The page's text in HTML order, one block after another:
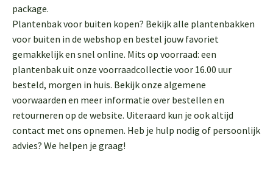
package.
Plantenbak voor buiten kopen? Bekijk alle plantenbakken
voor buiten in de webshop en bestel jouw favoriet
gemakkelijk en snel online. Mits op voorraad: een
plantenbak uit onze voorraadcollectie voor 16.00 uur
besteld, morgen in huis. Bekijk onze algemene
voorwaarden en meer informatie over bestellen en
retourneren op de website. Uiteraard kun je ook altijd
contact met ons opnemen. Heb je hulp nodig of persoonlijk
advies? We helpen je graag!